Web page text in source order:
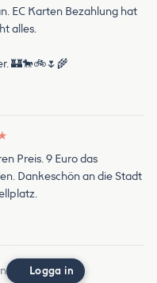
EC Karten Bezahlung hat
alles.
🏰🐎🚲🌷🌾
Preis. 9 Euro das
Dankeschön an die Stadt
Logga in